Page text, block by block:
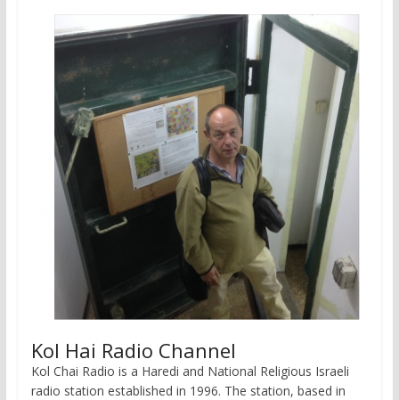
Kol Hai Radio Channel
Kol Chai Radio is a Haredi and National Religious Israeli
radio station established in 1996. The station, based in